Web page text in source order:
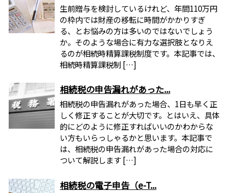
生前贈与を検討しているけれど、年間110万円
の枠内では財産の移転に時間がかかりすぎ
る、とお悩みの方は多いのではないでしょう
か。そのような場合に有力な選択肢となりえ
るのが相続時精算課税制度です。本記事では、
相続時精算課税制 […]
相続税の申告漏れがあった...
相続税の申告漏れがあった場合、1日も早く正
しく修正することが大切です。とはいえ、具体
的にどのように修正すればいいのかわからな
い方もいらっしゃるかと思います。本記事で
は、相続税の申告漏れがあった場合の対応に
ついて解説します […]
相続税の電子申告（e-T...